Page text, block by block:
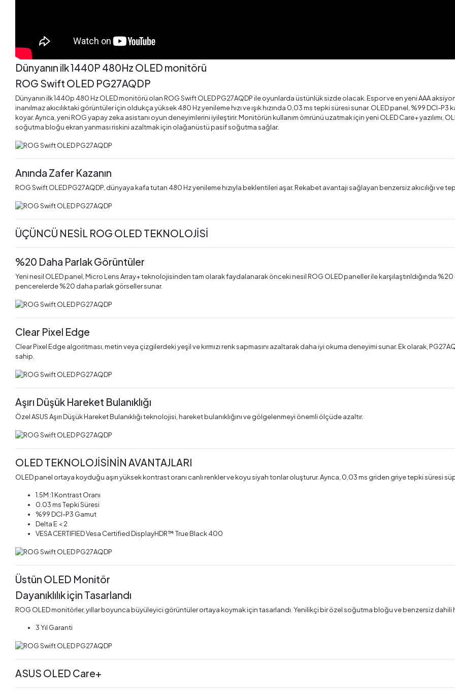
Dünyanın ilk 1440P 480Hz OLED monitörü
ROG Swift OLED PG27AQDP
Dünyanın ilk 1440p 480 Hz OLED monitörü olan ROG Swift OLED PG27AQDP ile oyunlarda üstünlük sizde olacak. Espor ve en yeni AAA
inanılmaz akıcılıktaki görüntüler için oldukça yüksek 480 Hz yenileme hızı ve ışık hızında 0,03 ms tepki süresi sunar. OLED panel, %99 DCI-
koyar. Ayrıca, yeni ROG yapay zeka asistanı oyun deneyimlerini iyileştirir. Monitörün kullanım ömrünü uzatmak için yeni OLED Care+ yazılımı,
soğutma bloğu ekran yanması riskini azaltmak için olağanüstü pasif soğutma sağlar.
Anında Zafer Kazanın
ROG Swift OLED PG27AQDP, dünyaya kafa tutan 480 Hz yenileme hızıyla beklentileri aşar. Rekabet avantajı sağlayan benzersiz akıcılığı ve
ÜÇÜNCÜ NESİL ROG OLED TEKNOLOJİSİ
%20 Daha Parlak Görüntüler
Yeni nesil OLED panel, Micro Lens Array+ teknolojisinden tam olarak faydalanarak önceki nesil ROG OLED paneller ile karşılaştırıldığında
pencerelerde %20 daha parlak görseller sunar.
Clear Pixel Edge
Clear Pixel Edge algoritması, metin veya çizgilerdeki yeşil ve kırmızı renk sapmasını azaltarak daha iyi okuma deneyimi sunar. Ek olarak,
sahip.
Aşırı Düşük Hareket Bulanıklığı
Özel ASUS Aşırı Düşük Hareket Bulanıklığı teknolojisi, hareket bulanıklığını ve gölgelenmeyi önemli ölçüde azaltır.
OLED TEKNOLOJİSİNİN AVANTAJLARI
OLED panel ortaya koyduğu aşırı yüksek kontrast oranı canlı renkler ve koyu siyah tonlar oluşturur. Ayrıca, 0,03 ms griden griye tepki süresi
1.5M :1 Kontrast Oranı
0.03 ms Tepki Süresi
%99 DCI-P3 Gamut
Delta E < 2
VESA CERTIFIED Vesa Certified DisplayHDR™ True Black 400
Üstün OLED Monitör
Dayanıklılık için Tasarlandı
ROG OLED monitörler, yıllar boyunca büyüleyici görüntüler ortaya koymak için tasarlandı. Yenilikçi bir özel soğutma bloğu ve benzersiz dahili
3 Yıl Garanti
ASUS OLED Care+